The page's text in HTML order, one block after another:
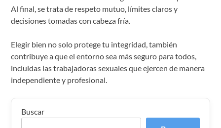
Al final, se trata de respeto mutuo, límites claros y
decisiones tomadas con cabeza fría.
Elegir bien no solo protege tu integridad, también
contribuye a que el entorno sea más seguro para todos,
incluidas las trabajadoras sexuales que ejercen de manera
independiente y profesional.
Buscar